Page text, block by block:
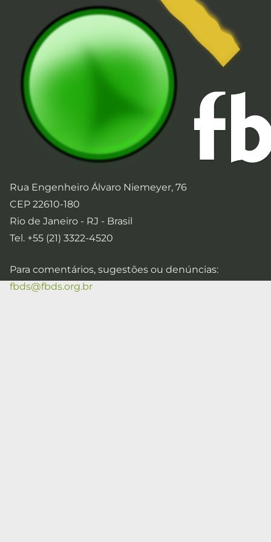
Rua Engenheiro Álvaro Niemeyer, 76
CEP 22610-180
Rio de Janeiro - RJ - Brasil
Tel. +55 (21) 3322-4520
Para comentários, sugestões ou denúncias:
fbds@fbds.org.br